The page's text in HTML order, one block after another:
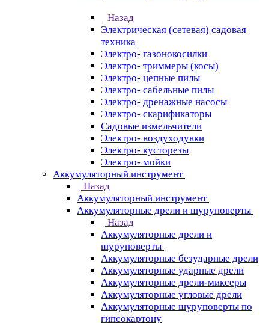
Назад
Электрическая (сетевая) садовая
техника
Электро- газонокосилки
Электро- триммеры (косы)
Электро- цепные пилы
Электро- сабельные пилы
Электро- дренажные насосы
Электро- скарификаторы
Садовые измельчители
Электро- воздуходувки
Электро- кусторезы
Электро- мойки
Аккумуляторный инструмент
Назад
Аккумуляторный инструмент
Аккумуляторные дрели и шуруповерты
Назад
Аккумуляторные дрели и
шуруповерты
Аккумуляторные безударные дрели
Аккумуляторные ударные дрели
Аккумуляторные дрели-миксеры
Аккумуляторные угловые дрели
Аккумуляторные шуруповерты по
гипсокартону